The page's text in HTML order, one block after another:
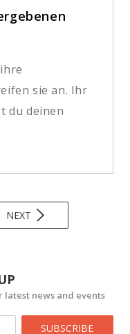
sie an. Ihr
du deinen
NEXT
news and events
SUBSCRIBE